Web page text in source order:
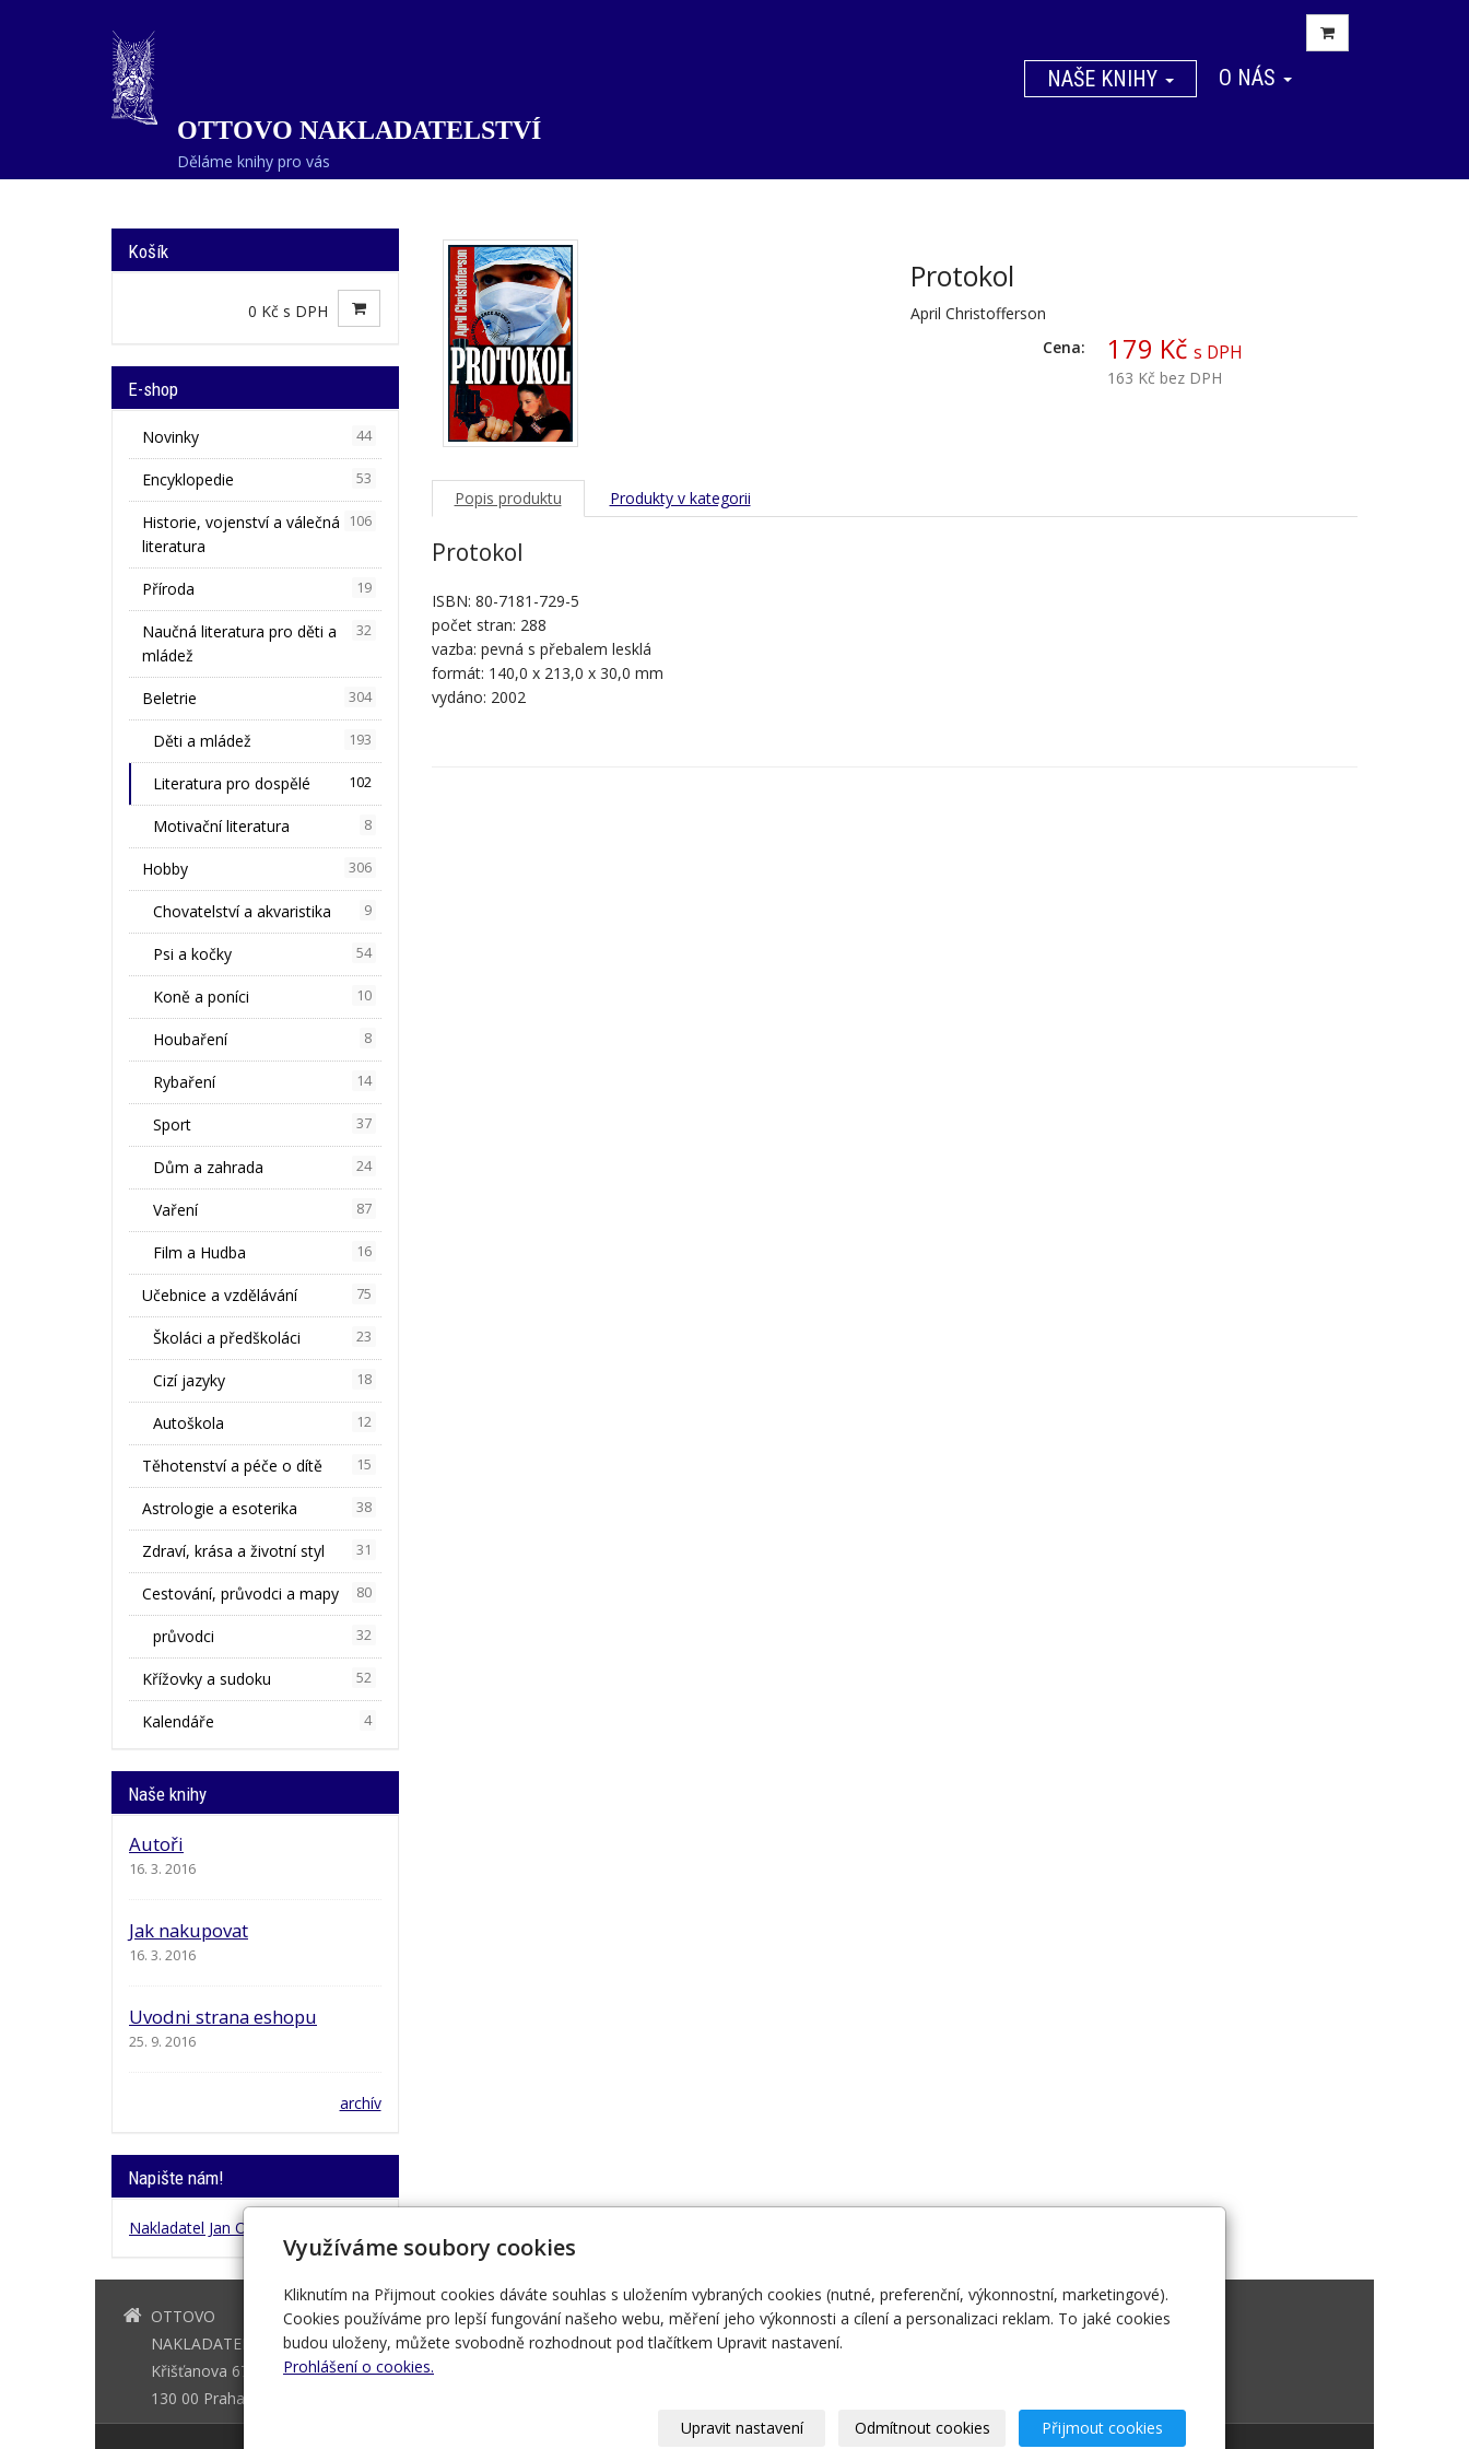
OTTOVO NAKLADATELSTVÍ
Děláme knihy pro vás
NAŠE KNIHY O NÁS
Protokol
April Christofferson
Cena:
179 Kč s DPH
163 Kčbez DPH
Popis produktu Produkty v kategorii
Protokol
ISBN: 80-7181-729-5
počet stran: 288
vazba: pevná s přebalem lesklá
formát: 140,0 x 213,0 x 30,0 mm
vydáno: 2002
Košík
0 Kč s DPH
E-shop
Novinky 44
Encyklopedie 53
Historie, vojenství a válečná
literatura
106
Příroda 19
Naučná literatura pro děti a
mládež
32
Beletrie 304
Děti a mládež 193
Literatura pro dospělé 102
Motivační literatura 8
Hobby 306
Chovatelství a akvaristika 9
Psi a kočky 54
Koně a poníci 10
Houbaření 8
Rybaření 14
Sport 37
Dům a zahrada 24
Vaření 87
Film a Hudba 16
Učebnice a vzdělávání 75
Školáci a předškoláci 23
Cizí jazyky 18
Autoškola 12
Těhotenství a péče o dítě 15
Astrologie a esoterika 38
Zdraví, krása a životní styl 31
Cestování, průvodci a mapy 80
průvodci 32
Křížovky a sudoku 52
Kalendáře 4
Naše knihy
Autoři
16. 3. 2016
Jak nakupovat
16. 3. 2016
Uvodni strana eshopu
25. 9. 2016
archív
Napište nám!
Nakladatel Jan Otto
OTTOVO
NAKLADATELSTVÍ
Křišťanova 675/3
130 00 Praha
+420 221 474 111 Naše knihy O nás
Využíváme soubory cookies
Kliknutím na Přijmout cookies dáváte souhlas s uložením vybraných cookies (nutné, preferenční, výkonnostní, marketingové).
Cookies používáme pro lepší fungování našeho webu, měření jeho výkonnosti a cílení a personalizaci reklam. To jaké cookies
budou uloženy, můžete svobodně rozhodnout pod tlačítkem Upravit nastavení.
Prohlášení o cookies.
Upravit nastavení Odmítnout cookies Přijmout cookies